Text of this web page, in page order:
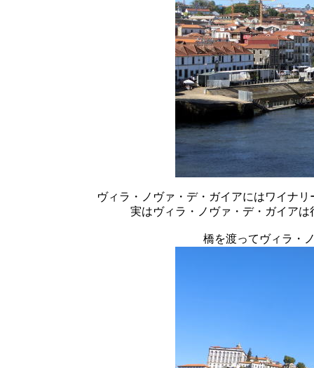
ヴィラ・ノヴァ・デ・ガイアにはワイナ
実はヴィラ・ノヴァ・デ・ガイア
橋を渡ってヴィラ・